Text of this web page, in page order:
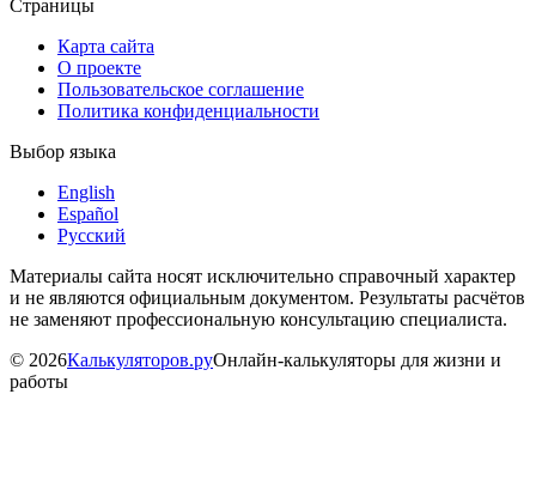
Страницы
Карта сайта
О проекте
Пользовательское соглашение
Политика конфиденциальности
Выбор языка
English
Español
Русский
Материалы сайта носят исключительно справочный характер
и не являются официальным документом. Результаты расчётов
не заменяют профессиональную консультацию специалиста.
© 2026Калькуляторов.руОнлайн-калькуляторы для жизни и
работы